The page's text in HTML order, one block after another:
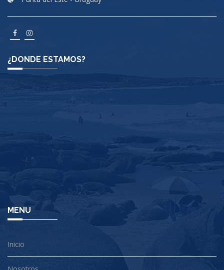
¿DONDE ESTAMOS?
MENU
Inicio